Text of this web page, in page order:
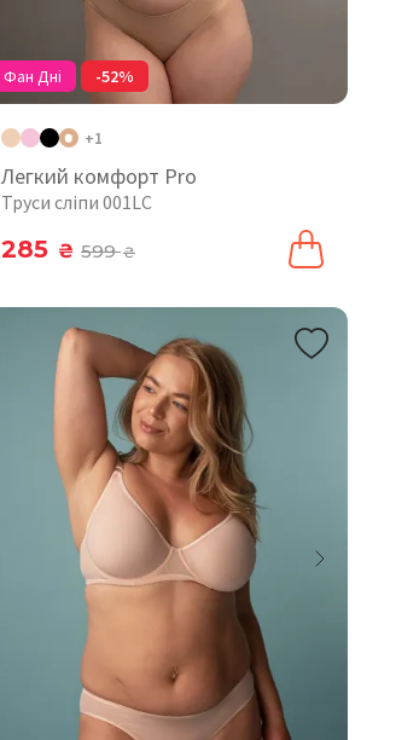
Фан Дні -52%
+1
Легкий комфорт Pro
Труси сліпи 001LC
285 ₴ 599₴